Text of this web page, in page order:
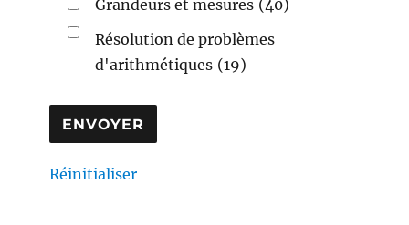
Grandeurs et mesures (40)
Résolution de problèmes
d'arithmétiques (19)
Réinitialiser